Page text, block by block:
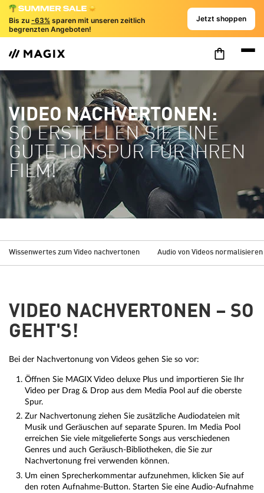
Bis zu -63% sparen mit unseren zeitlich
begrenzten Angeboten!
Jetzt shoppen
VIDEO NACHVERTONEN:
SO ERSTELLEN SIE EINE
GUTE TONSPUR FÜR IHREN
FILM!
Wissenwertes zum Video nachvertonen Audio von Videos normalisieren
VIDEO NACHVERTONEN – SO
GEHT'S!
Bei der Nachvertonung von Videos gehen Sie so vor:
Öffnen Sie MAGIX Video deluxe Plus und importieren Sie Ihr
Video per Drag & Drop aus dem Media Pool auf die oberste
Spur.
Zur Nachvertonung ziehen Sie zusätzliche Audiodateien mit
Musik und Geräuschen auf separate Spuren. Im Media Pool
erreichen Sie viele mitgelieferte Songs aus verschiedenen
Genres und auch Geräusch-Bibliotheken, die Sie zur
Nachvertonung frei verwenden können.
Um einen Sprecherkommentar aufzunehmen, klicken Sie auf
den roten Aufnahme-Button. Starten Sie eine Audio-Aufnahme